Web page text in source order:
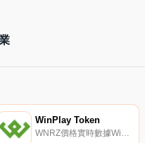
WinPlay Token